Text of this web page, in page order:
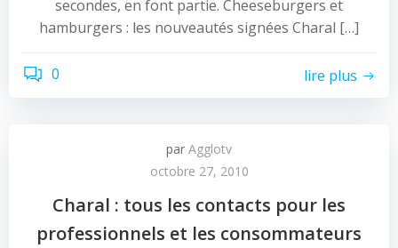
secondes, en font partie. Cheeseburgers et
hamburgers : les nouveautés signées Charal […]
0 lire plus
par Agglotv
octobre 27, 2010
Charal : tous les contacts pour les
professionnels et les consommateurs